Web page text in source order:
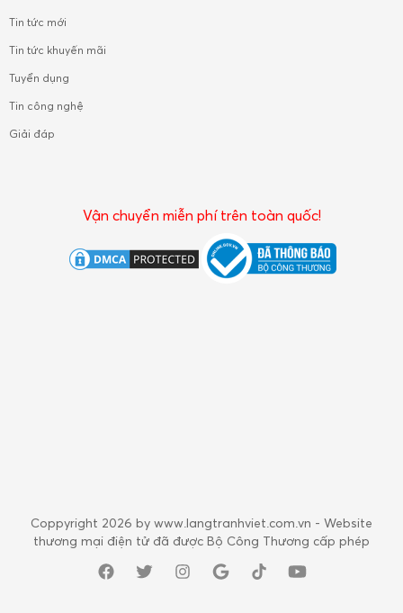
Tin tức mới
Tin tức khuyến mãi
Tuyển dụng
Tin công nghệ
Giải đáp
Vận chuyển miễn phí trên toàn quốc!
Coppyright 2026 by www.langtranhviet.com.vn - Website
thương mại điện tử đã được Bộ Công Thương cấp phép